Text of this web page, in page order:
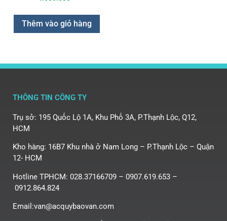
Thêm vào giỏ hàng
THÔNG TIN CÔNG TY
Trụ sở: 195 Quốc Lộ 1A, Khu Phố 3A, P.Thạnh Lộc, Q12,
HCM
Kho hàng: 16B7 Khu nhà ở Nam Long – P.Thạnh Lộc – Quận
12- HCM
Hotline TPHCM: 028.37166709 – 0907.619.653 –
0912.864.824
Email:van@acquybaovan.com